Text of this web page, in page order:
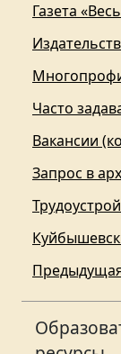
Газета
Часто
Вакансии
Запрос в